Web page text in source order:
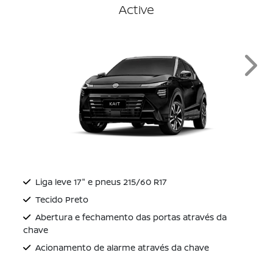
Active
Liga leve 17" e pneus 215/60 R17
Tecido Preto
Abertura e fechamento das portas através da
chave
Acionamento de alarme através da chave
Next